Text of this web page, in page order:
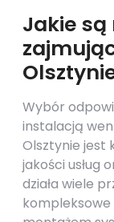
Jakie
Wybór
instalacją
Olsztynie jest
jakości usług
działa wiele
kompleksowe